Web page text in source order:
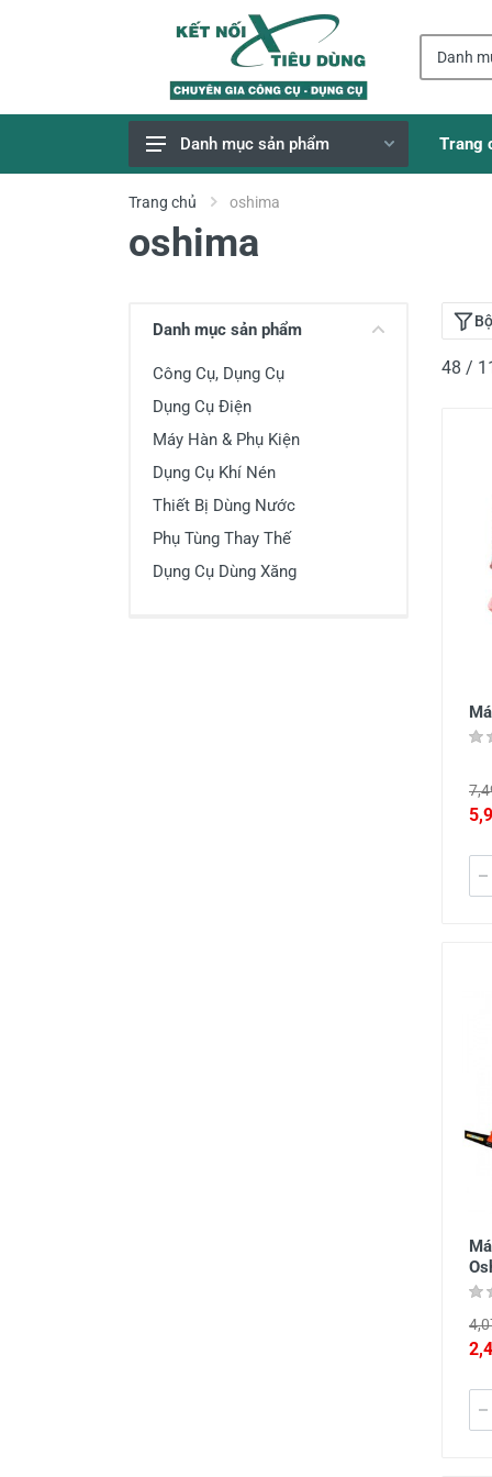
Giao Hàng Miễn Phí
Công Cụ, Dụng Cụ
Phụ Tùng, Linh Kiện
Máy Hàn & Phụ Kiện
Thiết Bị Đo Điện
Thước Đo Laser
Danh mục sản phẩm Trang
Trang chủ oshima
oshima
Danh mục sản phẩm
Công Cụ, Dụng Cụ
Dụng Cụ Điện
Máy Hàn & Phụ Kiện
Dụng Cụ Khí Nén
Thiết Bị Dùng Nước
Phụ Tùng Thay Thế
Dụng Cụ Dùng Xăng
48 /